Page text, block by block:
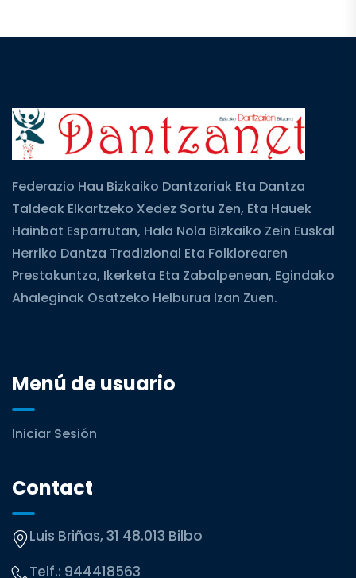
Federazio Hau Bizkaiko Dantzariak Eta Dantza
Taldeak Elkartzeko Xedez Sortu Zen, Eta Hauek
Hainbat Esparrutan, Hala Nola Bizkaiko Zein Euskal
Herriko Dantza Tradizional Eta Folklorearen
Prestakuntza, Ikerketa Eta Zabalpenean, Egindako
Ahaleginak Osatzeko Helburua Izan Zuen.
Menú de usuario
Iniciar Sesión
Contact
Luis Briñas, 31 48.013 Bilbo
Telf.: 944418563